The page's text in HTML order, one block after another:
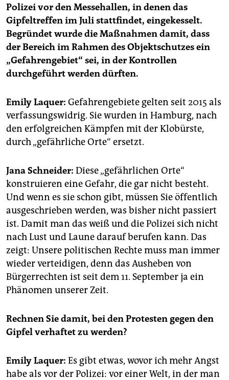
Polizei vor den Messehallen, in denen das
Gipfeltreffen im Juli stattfindet, eingekesselt.
Begründet wurde die Maßnahmen damit, dass
der Bereich im Rahmen des Objektschutzes ein
„Gefahrengebiet“ sei, in der Kontrollen
durchgeführt werden dürften.
Emily Laquer: Gefahrengebiete gelten seit 2015 als
verfassungswidrig. Sie wurden in Hamburg, nach
den erfolgreichen Kämpfen mit der Klobürste,
durch „gefährliche Orte“ ersetzt.
Jana Schneider: Diese „gefährlichen Orte“
konstruieren eine Gefahr, die gar nicht besteht.
Und wenn es sie schon gibt, müssen Sie öffentlich
ausgeschrieben werden, was bisher nicht passiert
ist. Damit man das weiß und die Polizei sich nicht
nach Lust und Laune darauf berufen kann. Das
zeigt: Unsere politischen Rechte muss man immer
wieder verteidigen, denn das Ausheben von
Bürgerrechten ist seit dem 11. September ja ein
Phänomen unserer Zeit.
Rechnen Sie damit, bei den Protesten gegen den
Gipfel verhaftet zu werden?
Emily Laquer: Es gibt etwas, wovor ich mehr Angst
habe als vor der Polizei: vor einer Welt, in der man